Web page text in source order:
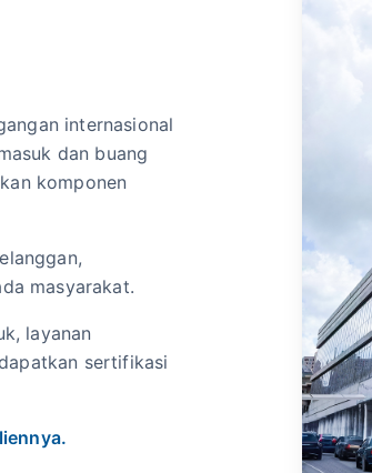
internasional
dan buang
komponen
masyarakat.
layanan
sertifikasi